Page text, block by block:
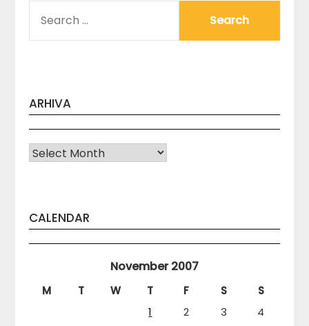
FOR:
ARHIVA
Arhiva
CALENDAR
November 2007
M T W T F S
S
1
2 3
4